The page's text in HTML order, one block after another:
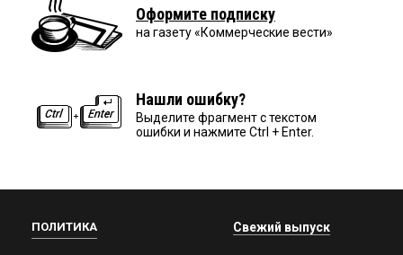
Оформите подписку
на газету «Коммерческие вести»
Нашли ошибку?
Выделите фрагмент с текстом
ошибки и нажмите Ctrl + Enter.
ПОЛИТИКА Свежий выпуск